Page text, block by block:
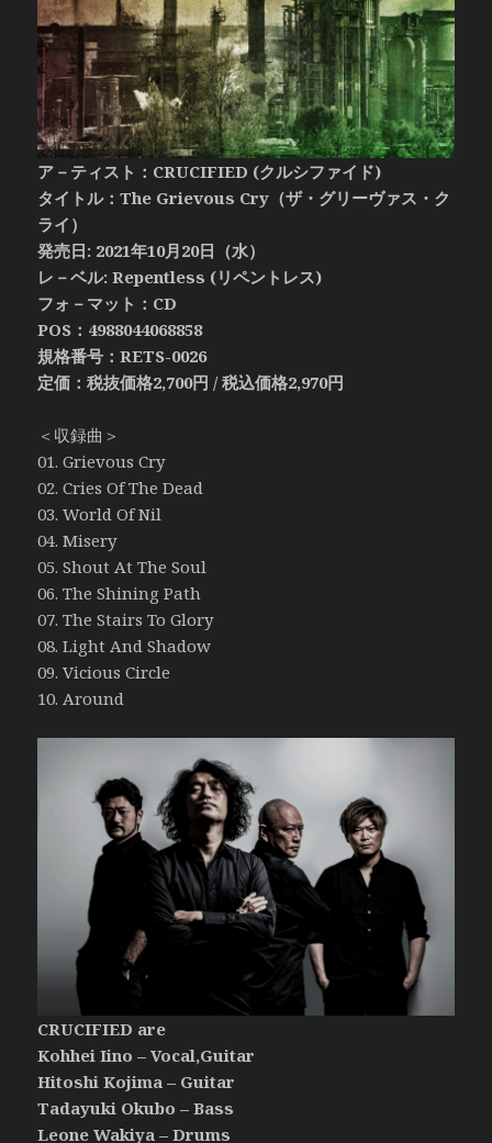
ア－ティスト：CRUCIFIED (クルシファイド)
タイトル：The Grievous Cry（ザ・グリーヴァス・ク
ライ）
発売日: 2021年10月20日（水）
レ－ベル: Repentless (リペントレス)
フォ－マット：CD
POS：4988044068858
規格番号：RETS-0026
定価：税抜価格2,700円 / 税込価格2,970円
＜収録曲＞
01. Grievous Cry
02. Cries Of The Dead
03. World Of Nil
04. Misery
05. Shout At The Soul
06. The Shining Path
07. The Stairs To Glory
08. Light And Shadow
09. Vicious Circle
10. Around
CRUCIFIED are
Kohhei Iino – Vocal,Guitar
Hitoshi Kojima – Guitar
Tadayuki Okubo – Bass
Leone Wakiya – Drums